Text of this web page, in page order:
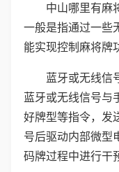
中山哪里有麻
一般是指通过一些
能实现控制麻将牌
蓝牙或无线信
蓝牙或无线信号与
好牌型等指令，发
号后驱动内部微型
码牌过程中进行干